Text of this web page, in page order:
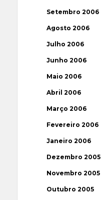
Setembro 2006
Agosto 2006
Julho 2006
Junho 2006
Maio 2006
Abril 2006
Março 2006
Fevereiro 2006
Janeiro 2006
Dezembro 2005
Novembro 2005
Outubro 2005